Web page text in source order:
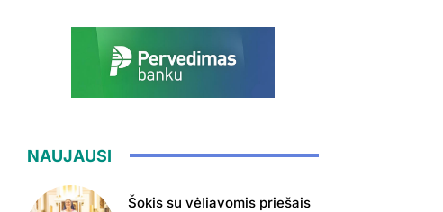
NAUJAUSI
Šokis su vėliavomis priešais